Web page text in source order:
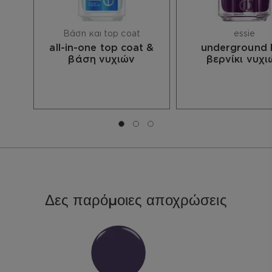
EARTH, BARIUM SULFATE, TIN OXIDE, ZINC
SULFATE. MAY CONTAIN Cl 77891/TITANIUM
DIOXIDE, Cl 77491, Cl 77492/IRON OXIDES, MICA,
Cl 77266/BLACK 2, Cl 77742/MANGANESE
VIOLET, Cl 19140/YELLOW 5 LAKE, Cl 15850/RED
6 LAKE, Cl 15880/RED 34 LAKE, Cl 77510/FERRIC
Βάση και top coat
all-in-one top coat &
βάση νυχιών
essie
underground
βερνίκι
Μετάβαση σε διαφάνεια 0
Μετάβαση σε διαφάνεια 1
Μετάβαση σε διαφάνεια 2
Δες παρόμοιες αποχρώσεις